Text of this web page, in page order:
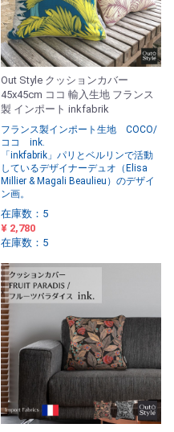
Out Style クッションカバー
45x45cm ココ 輸入生地 フランス
製 インポート inkfabrik
フランス製インポート生地 COCO/
ココ ink.
「inkfabrik」パリとベルリンで活動
しているデザイナーデュオ（Elisa
Millier & Magali Beaulieu）のデザイ
ン画。
在庫数：5
¥ 2,780
在庫数：5